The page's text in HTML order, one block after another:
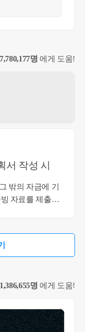
7,780,177명 에게 도움!
서 작성 시
밖의 자금에 기
자료를 제출할
1,386,655명 에게 도움!